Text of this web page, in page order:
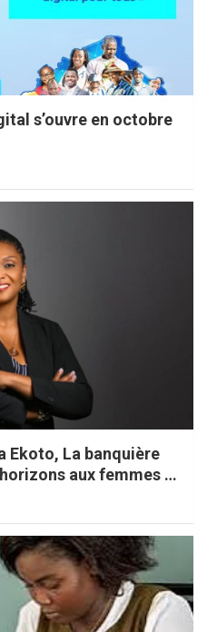
s’ouvre en octobre
Ekoto, La banquière
aux femmes et